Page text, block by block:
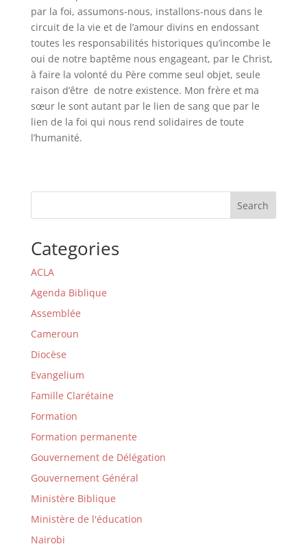
par la foi, assumons-nous, installons-nous dans le
circuit de la vie et de l’amour divins en endossant
toutes les responsabilités historiques qu’incombe le
oui de notre baptême nous engageant, par le Christ,
à faire la volonté du Père comme seul objet, seule
raison d’être de notre existence. Mon frère et ma
sœur le sont autant par le lien de sang que par le
lien de la foi qui nous rend solidaires de toute
l’humanité.
Search
Categories
ACLA
Agenda Biblique
Assemblée
Cameroun
Diocèse
Evangelium
Famille Clarétaine
Formation
Formation permanente
Gouvernement de Délégation
Gouvernement Général
Ministère Biblique
Ministère de l'éducation
Nairobi